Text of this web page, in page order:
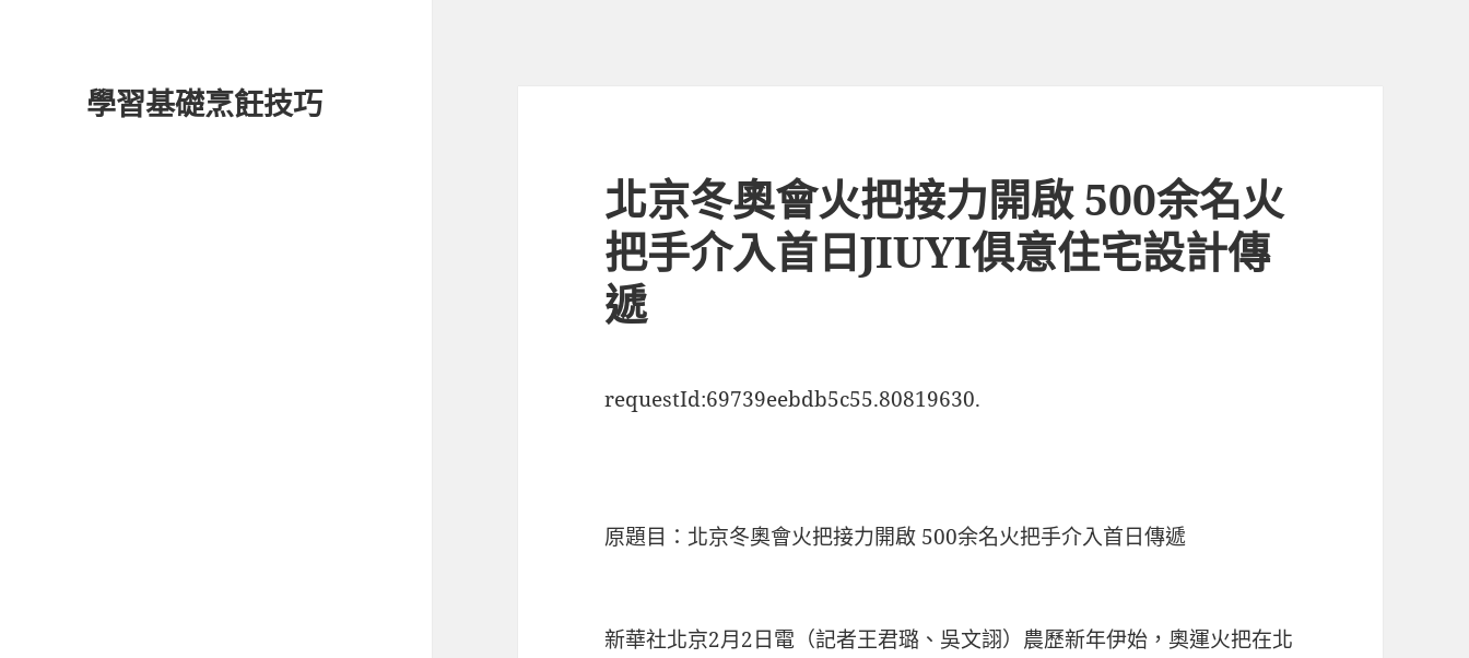
學習基礎烹飪技巧
北京冬奧會火把接力開啟 500余名火
把手介入首日JIUYI俱意住宅設計傳
遞
requestId:69739eebdb5c55.80819630.
原題目：北京冬奧會火把接力開啟 500余名火把手介入首日傳遞
新華社北京2月2日電（記者王君璐、吳文詡）農歷新年伊始，奧運火把在北